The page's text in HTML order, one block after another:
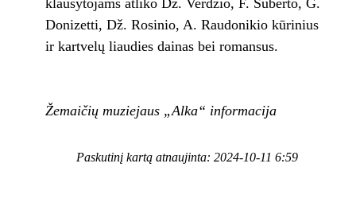
klausytojams atliko Dž. Verdžio, F. Šuberto, G.
Donizetti, Dž. Rosinio, A. Raudonikio kūrinius
ir kartvelų liaudies dainas bei romansus.
Žemaičių muziejaus „Alka“ informacija
Paskutinį kartą atnaujinta: 2024-10-11 6:59